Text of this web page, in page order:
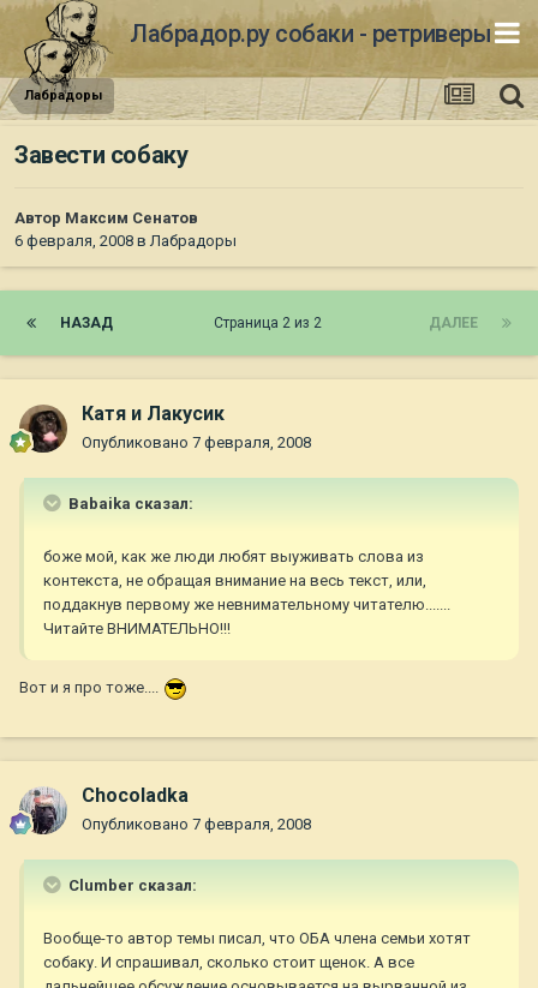
Лабрадор.ру собаки - ретриверы
Лабрадоры
Завести собаку
Автор Максим Сенатов
6 февраля, 2008 вЛабрадоры
НАЗАД ДАЛЕЕ
Страница 2 из 2
Катя и Лакусик
Опубликовано 7 февраля, 2008
Babaika сказал:
боже мой, как же люди любят выуживать слова из
контекста, не обращая внимание на весь текст, или,
поддакнув первому же невнимательному читателю.......
Читайте ВНИМАТЕЛЬНО!!!
Вот и я про тоже....
Chocoladka
Опубликовано 7 февраля, 2008
Clumber сказал:
Вообще-то автор темы писал, что ОБА члена семьи хотят
собаку. И спрашивал, сколько стоит щенок. А все